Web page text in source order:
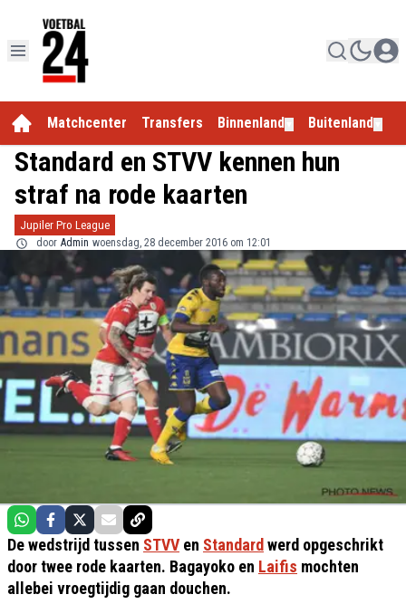
Matchcenter Transfers Binnenland Buitenland
Standard en STVV kennen hun
straf na rode kaarten
Jupiler Pro League
door Admin woensdag, 28 december 2016 om 12:01
De wedstrijd tussen STVV en Standard werd opgeschrikt
door twee rode kaarten. Bagayoko en Laifis mochten
allebei vroegtijdig gaan douchen.